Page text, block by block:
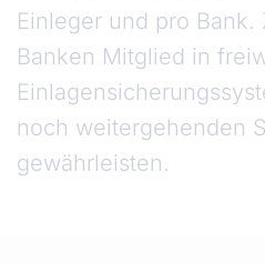
Einleger und pro
Banken Mitglied in
noch weitergehenden
gewährleisten.